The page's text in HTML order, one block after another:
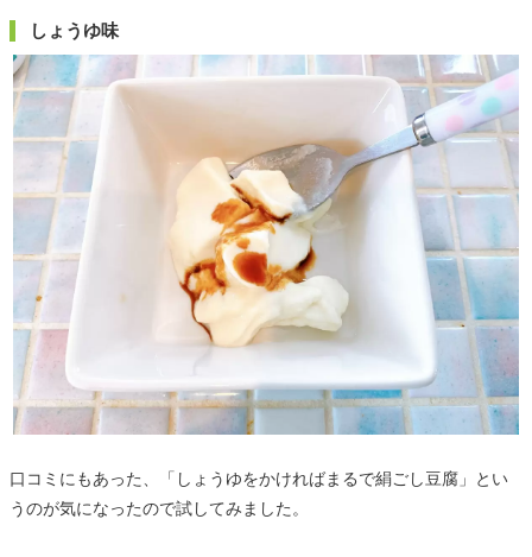
しょうゆ味
口コミにもあった、「しょうゆをかければまるで絹ごし豆腐」とい
うのが気になったので試してみました。